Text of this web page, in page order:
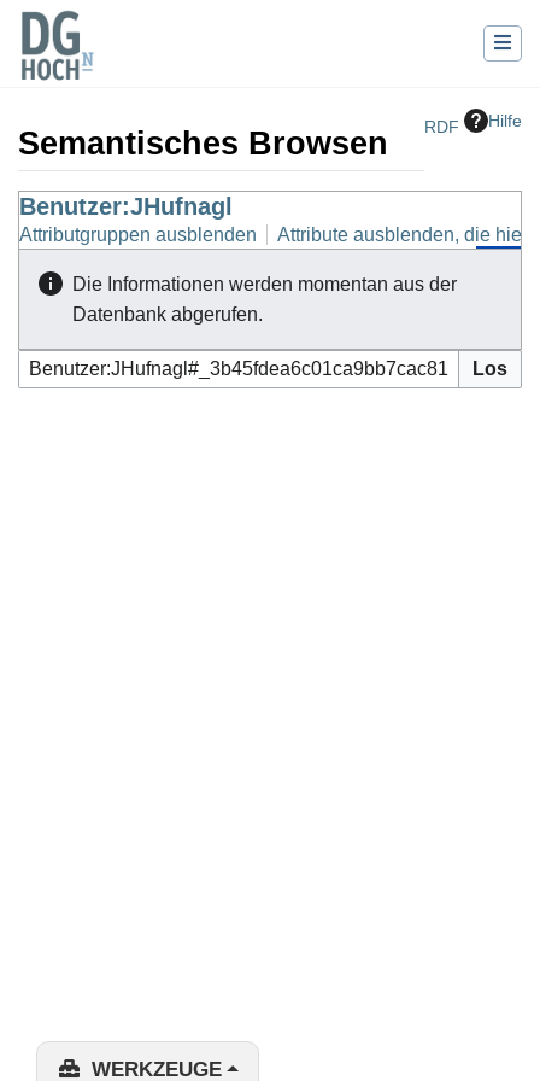
RDF Hilfe
Semantisches Browsen
Wechseln zu: Navigation,
Benutzer:JHufnagl
Attributgruppen ausblenden Attribute ausblenden, die
Die Informationen werden momentan aus der
Datenbank abgerufen.
WERKZEUGE